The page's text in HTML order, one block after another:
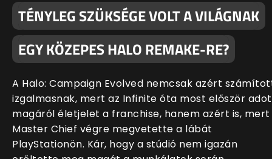
TÉNYLEG SZÜKSÉGE VOLT A VILÁGNAK
EGY KÖZEPES HALO REMAKE-RE?
A Halo: Campaign Evolved nemcsak azért
izgalmasnak, mert az Infinite óta most először
magáról életjelet a franchise, hanem azért is, mert
Master Chief végre megvetette a lábát
PlayStationön. Kár, hogy a stúdió nem igazán